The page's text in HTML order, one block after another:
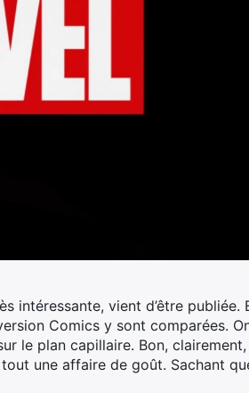
intéressante, vient d’être publiée.
Comics y sont comparées.
le plan capillaire. Bon,
une affaire de goût. Sachant